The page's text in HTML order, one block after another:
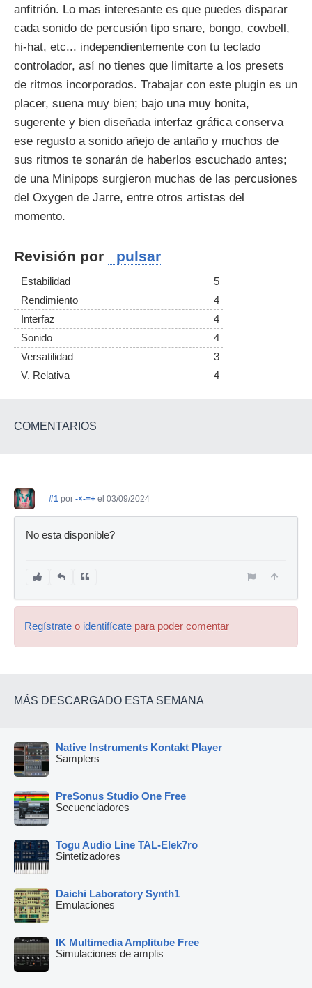
anfitrión. Lo mas interesante es que puedes disparar
cada sonido de percusión tipo snare, bongo, cowbell,
hi-hat, etc... independientemente con tu teclado
controlador, así no tienes que limitarte a los presets
de ritmos incorporados. Trabajar con este plugin es un
placer, suena muy bien; bajo una muy bonita,
sugerente y bien diseñada interfaz gráfica conserva
ese regusto a sonido añejo de antaño y muchos de
sus ritmos te sonarán de haberlos escuchado antes;
de una Minipops surgieron muchas de las percusiones
del Oxygen de Jarre, entre otros artistas del
momento.
Revisión por _pulsar
Estabilidad
5
Rendimiento
4
Interfaz
4
Sonido
4
Versatilidad
3
V. Relativa
4
COMENTARIOS
#1 por -×-=+ el 03/09/2024
No esta disponible?
Regístrate o identifícate para poder comentar
MÁS DESCARGADO ESTA SEMANA
Native Instruments Kontakt Player
Samplers
PreSonus Studio One Free
Secuenciadores
Togu Audio Line TAL-Elek7ro
Sintetizadores
Daichi Laboratory Synth1
Emulaciones
IK Multimedia Amplitube Free
Simulaciones de amplis